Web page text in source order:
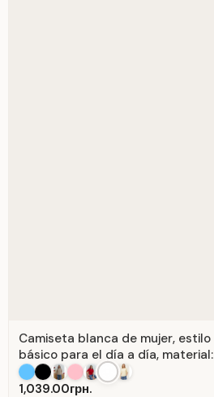
Camiseta blanca de mujer, estilo
básico para el día a día, material:
Algodón Blanco.
1,039.00грн.